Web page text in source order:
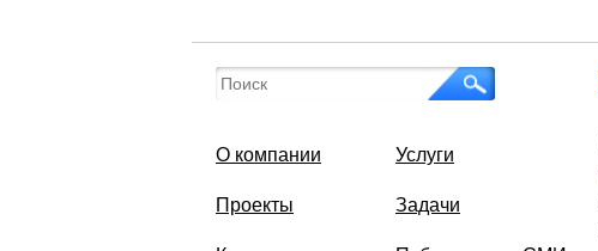
О компании Услуги
Проекты Задачи